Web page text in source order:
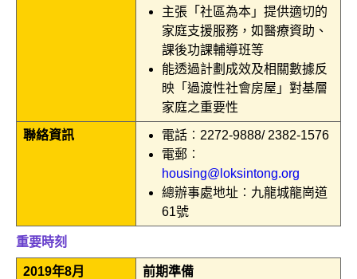
主張「社區為本」提供適切的
家庭支援服務，如醫療資助、
課後功課輔導班等
能透過計劃成效及相關數據反
映「過渡性社會房屋」對基層
家庭之重要性
聯絡資訊
電話︰2272-9888/ 2382-1576
電郵︰
housing@loksintong.org
總辦事處地址︰九龍城龍崗道
61號
重要時刻
2019年8月 前期準備